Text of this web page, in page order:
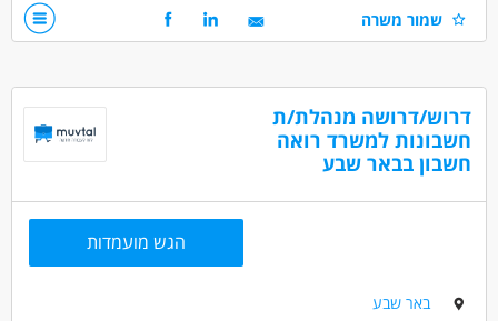
אמינות, רצינות, יכולת לעבוד על מספר רב של משימות במקביל,
עבודה מרחוק
חשבונאות וכספים - יועץ/ת מס
חשבונאות וכספים - מתמחה בייעוץ מס
חשבונאות וכספים - מתמחה בראיית חשבון
שמור משרה
דרוש/דרושה מנהלת/ת
חשבונות למשרד רואה
חשבון בבאר שבע
הגש מועמדות
באר שבע